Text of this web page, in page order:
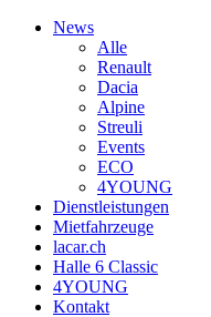
News
Alle
Renault
Dacia
Alpine
Streuli
Events
ECO
4YOUNG
Dienstleistungen
Mietfahrzeuge
lacar.ch
Halle 6 Classic
4YOUNG
Kontakt